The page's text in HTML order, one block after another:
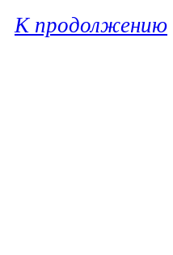
К продолжению